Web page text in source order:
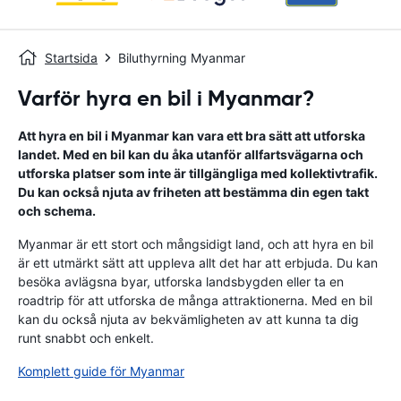
Startsida Biluthyrning Myanmar
Varför hyra en bil i Myanmar?
Att hyra en bil i Myanmar kan vara ett bra sätt att utforska
landet. Med en bil kan du åka utanför allfartsvägarna och
utforska platser som inte är tillgängliga med kollektivtrafik.
Du kan också njuta av friheten att bestämma din egen takt
och schema.
Myanmar är ett stort och mångsidigt land, och att hyra en bil
är ett utmärkt sätt att uppleva allt det har att erbjuda. Du kan
besöka avlägsna byar, utforska landsbygden eller ta en
roadtrip för att utforska de många attraktionerna. Med en bil
kan du också njuta av bekvämligheten av att kunna ta dig
runt snabbt och enkelt.
Komplett guide för Myanmar